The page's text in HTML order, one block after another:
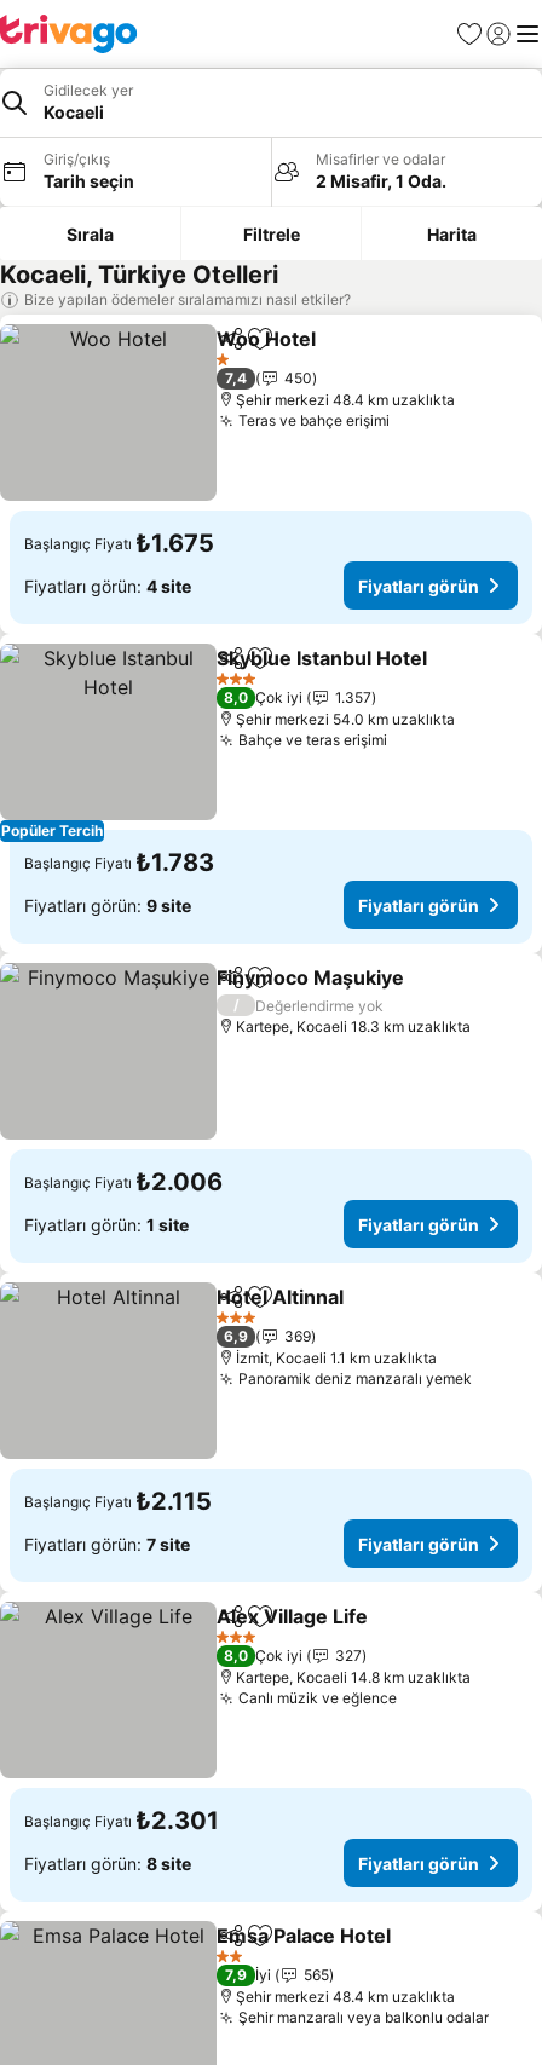
Favoriler
Giriş
Gidilecek yer
Kocaeli
Giriş/çıkış
Tarih seçin
Misafirler ve odalar
2 Misafir, 1 Oda.
Sırala Filtrele Harita
Kocaeli, Türkiye Otelleri
Bize yapılan ödemeler sıralamamızı nasıl etkiler?
PaylaşFavorilerime ekle
Woo Hotel
1 Yıldız
7,4
450
Şehir merkezi 48.4 km uzaklıkta
Teras ve bahçe erişimi
Başlangıç Fiyatı ₺1.675
Fiyatları görün: 4 site Fiyatları görün
Popüler Tercih
PaylaşFavorilerime ekle
Skyblue Istanbul Hotel
3 Yıldız
8,0 Çok iyi
1.357
Şehir merkezi 54.0 km uzaklıkta
Bahçe ve teras erişimi
Başlangıç Fiyatı ₺1.783
Fiyatları görün: 9 site Fiyatları görün
PaylaşFavorilerime ekle
Finymoco Maşukiye
/
Değerlendirme yok
Kartepe, Kocaeli 18.3 km uzaklıkta
Başlangıç Fiyatı ₺2.006
Fiyatları görün: 1 site Fiyatları görün
PaylaşFavorilerime ekle
Hotel Altinnal
3 Yıldız
6,9
369
İzmit, Kocaeli 1.1 km uzaklıkta
Panoramik deniz manzaralı yemek
Başlangıç Fiyatı ₺2.115
Fiyatları görün: 7 site Fiyatları görün
PaylaşFavorilerime ekle
Alex Village Life
3 Yıldız
8,0 Çok iyi
327
Kartepe, Kocaeli 14.8 km uzaklıkta
Canlı müzik ve eğlenceFiyatları görün
Başlangıç Fiyatı ₺2.301
Fiyatları görün: 8 site Fiyatları görün
PaylaşFavorilerime ekle
Emsa Palace Hotel
2 Yıldız
7,9 İyi
565
Şehir merkezi 48.4 km uzaklıkta
Şehir manzaralı veya balkonlu odalar